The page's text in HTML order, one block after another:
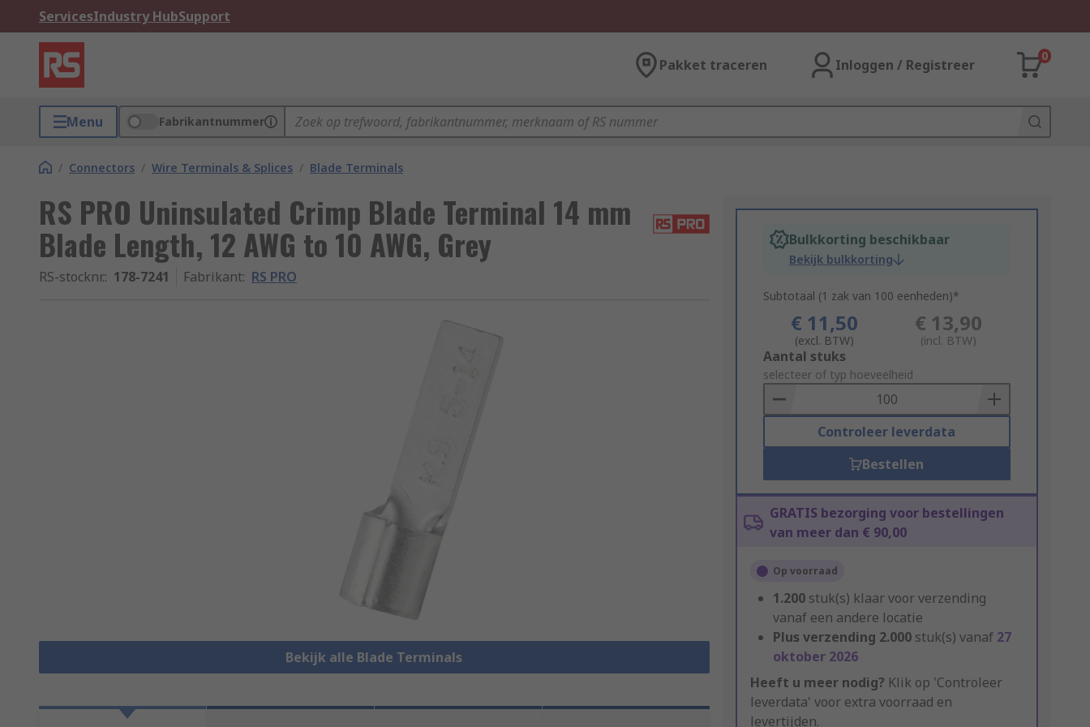
ServicesIndustry HubSupport
Pakket traceren Inloggen / Registreer
0
Menu Fabrikantnummer
/ Connectors / Wire Terminals & Splices / Blade Terminals
RS PRO Uninsulated Crimp Blade Terminal 14 mm
Blade Length, 12 AWG to 10 AWG, Grey
RS-stocknr.: 178-7241 Fabrikant: RS PRO
Bekijk alle Blade Terminals
Bulkkorting beschikbaar
Bekijk bulkkorting
Subtotaal (1 zak van 100 eenheden)*
€ 11,50
(excl. BTW)
€ 13,90
(incl. BTW)
Add
to
Basket
Aantal stuks
selecteer of typ hoeveelheid
Controleer leverdata
Bestellen
GRATIS bezorging voor bestellingen
van meer dan € 90,00
Op voorraad
1.200 stuk(s) klaar voor verzending
vanaf een andere locatie
Plus verzending 2.000 stuk(s) vanaf 27
oktober 2026
Heeft u meer nodig? Klik op 'Controleer
leverdata' voor extra voorraad en
levertijden.